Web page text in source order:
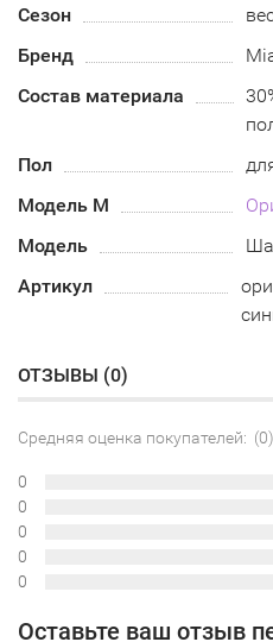
Сезон
Бренд
Состав материала
Пол
Модель М
Модель
Артикул
ОТЗЫВЫ (0)
Средняя оценка покупателей: (0)
0
0
0
0
0
Оставьте ваш отзыв